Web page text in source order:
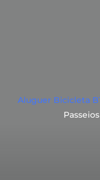
Aluguer Bicicleta